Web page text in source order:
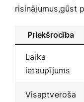
risinājumus,gūst
Priekšrocība
Laika
ietaupījums
Visaptveroša